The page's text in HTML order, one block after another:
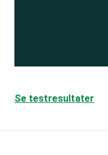
Se testresultater